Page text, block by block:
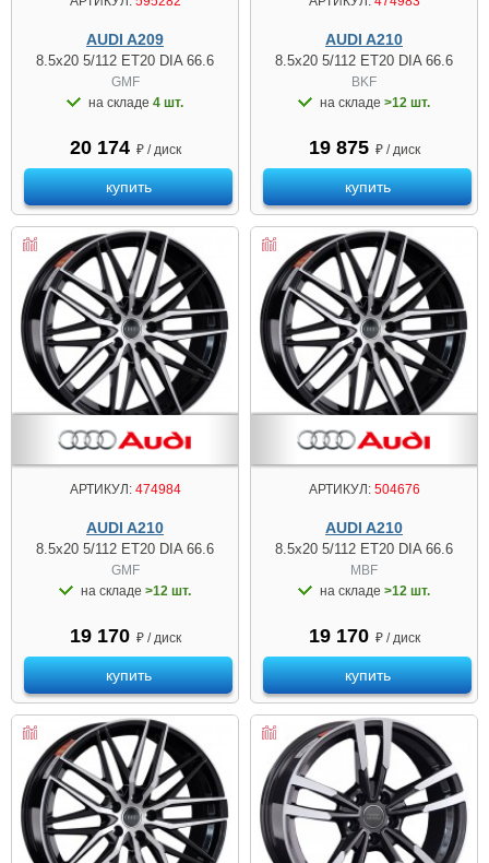
AUDI A209
8.5x20 5/112 ET20 DIA 66.6
GMF
на складе 4 шт.
20 174 ₽ / диск
купить
AUDI A210
8.5x20 5/112 ET20 DIA 66.6
BKF
на складе >12 шт.
19 875 ₽ / диск
купить
АРТИКУЛ:474984
AUDI A210
8.5x20 5/112 ET20 DIA 66.6
GMF
на складе >12 шт.
19 170 ₽ / диск
купить
АРТИКУЛ:504676
AUDI A210
8.5x20 5/112 ET20 DIA 66.6
MBF
на складе >12 шт.
19 170 ₽ / диск
купить